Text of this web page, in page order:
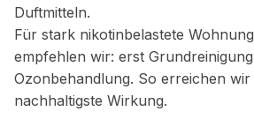
Duftmitteln.
Für stark nikotinbelastete
empfehlen wir: erst
Ozonbehandlung. So erreichen wir
nachhaltigste Wirkung.